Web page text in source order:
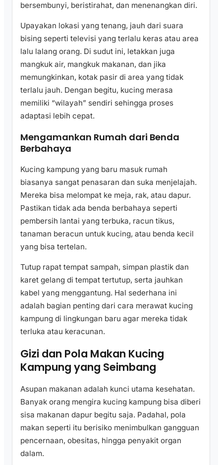
bersembunyi, beristirahat, dan menenangkan diri.
Upayakan lokasi yang tenang, jauh dari suara
bising seperti televisi yang terlalu keras atau area
lalu lalang orang. Di sudut ini, letakkan juga
mangkuk air, mangkuk makanan, dan jika
memungkinkan, kotak pasir di area yang tidak
terlalu jauh. Dengan begitu, kucing merasa
memiliki “wilayah” sendiri sehingga proses
adaptasi lebih cepat.
Mengamankan Rumah dari Benda
Berbahaya
Kucing kampung yang baru masuk rumah
biasanya sangat penasaran dan suka menjelajah.
Mereka bisa melompat ke meja, rak, atau dapur.
Pastikan tidak ada benda berbahaya seperti
pembersih lantai yang terbuka, racun tikus,
tanaman beracun untuk kucing, atau benda kecil
yang bisa tertelan.
Tutup rapat tempat sampah, simpan plastik dan
karet gelang di tempat tertutup, serta jauhkan
kabel yang menggantung. Hal sederhana ini
adalah bagian penting dari cara merawat kucing
kampung di lingkungan baru agar mereka tidak
terluka atau keracunan.
Gizi dan Pola Makan Kucing
Kampung yang Seimbang
Asupan makanan adalah kunci utama kesehatan.
Banyak orang mengira kucing kampung bisa diberi
sisa makanan dapur begitu saja. Padahal, pola
makan seperti itu berisiko menimbulkan gangguan
pencernaan, obesitas, hingga penyakit organ
dalam.